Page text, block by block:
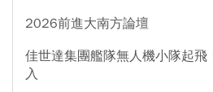
2026前進大南方論壇
佳世達集團艦隊無人機小隊起飛
入